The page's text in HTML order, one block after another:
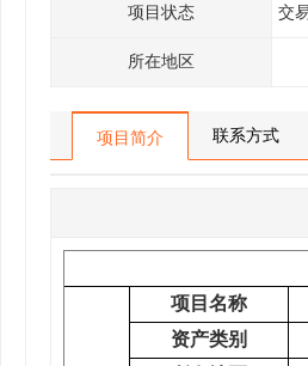
项目状态 交
所在地区
项目简介 联系方式
项目名称
资产类别